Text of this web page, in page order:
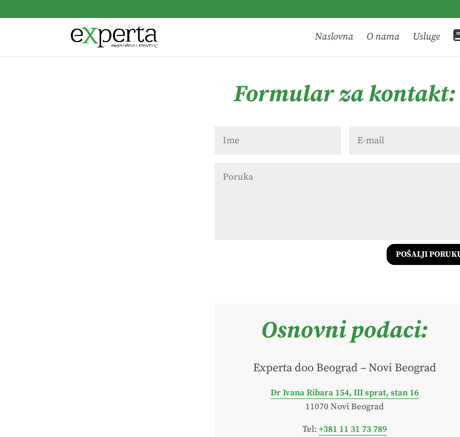
Naslovna O nama Usluge
Formular za kontakt:
POŠALJI
Osnovni podaci:
Experta doo Beograd – Novi Beograd
Dr Ivana Ribara 154, III sprat, stan 16
11070 Novi Beograd
Tel:+381 11 31 73 789